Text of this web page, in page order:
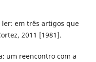
ler: em três artigos que
2011 [1981].
um reencontro com a